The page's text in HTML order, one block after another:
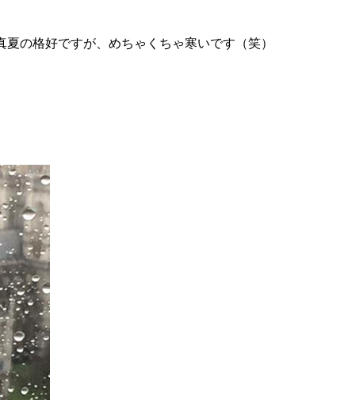
の格好ですが、めちゃくちゃ寒いです（笑）